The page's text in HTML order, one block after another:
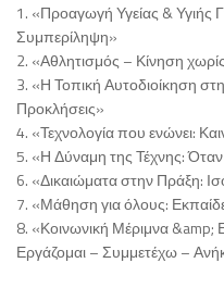
1. «Προαγωγή Υγείας & Υγιής
Συμπερίληψη»
2. «Αθλητισμός – Κίνηση
3. «Η Τοπική Αυτοδιοίκηση
Προκλήσεις»
4. «Τεχνολογία που ενώνει:
5. «Η Δύναμη της Τέχνης:
6. «Δικαιώματα στην Πράξη:
7. «Μάθηση για όλους:
8. «Κοινωνική Μέριμνα
Εργάζομαι – Συμμετέχω –